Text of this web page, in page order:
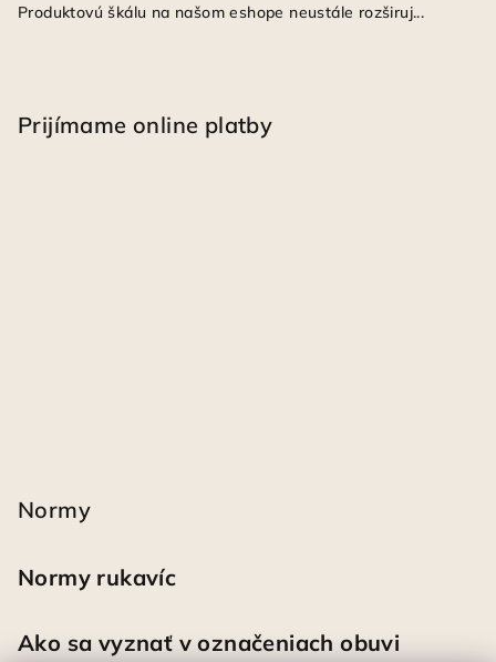
Produktovú škálu na našom eshope neustále rozširuj...
Prijímame online platby
Normy
Normy rukavíc
Ako sa vyznať v označeniach obuvi